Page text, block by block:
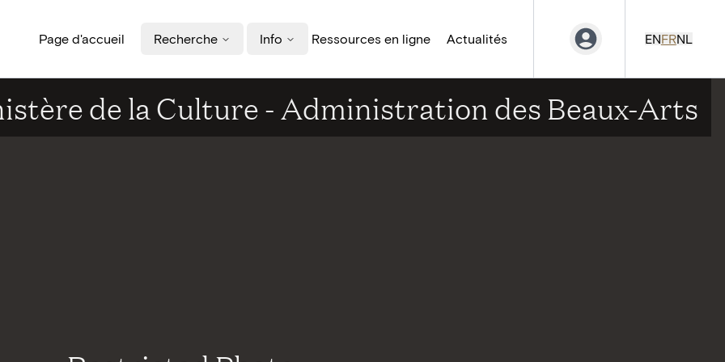
Page d'accueil Recherche Info Ressources en ligne Actualités ENFRNL
de la Culture - Administration des Beaux-Arts